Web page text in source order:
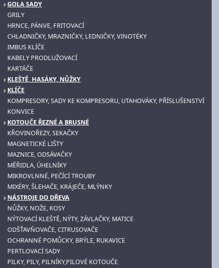
GOLA SADY
GRILY
HRNCE, PÁNVE, FRITOVACÍ
CHLADNIČKY, MRAZNIČKY, LEDNIČKY, VINOTÉKY
IMBUS KLÍČE
KABELY PRODLUŽOVACÍ
KARTÁČE
KLEŠTĚ, HASÁKY, NŮŽKY
KLÍČE
KOMPRESORY, SADY KE KOMPRESORU, UTAHOVÁKY, PŘÍSLUŠENSTVÍ
KONVICE
KOTOUČE ŘEZNÉ A BRUSNÉ
KŘOVINOŘEZY, SEKAČKY
MAGNETICKÉ LIŠTY
MAZNICE, ODSÁVAČKY
MĚŘIDLA, ÚHELNÍKY
MIKROVLNNÉ, PEČÍCÍ TROUBY
MIXÉRY, ŠLEHAČE, KRÁJEČE, MLÝNKY
NÁSTROJE DO DŘEVA
NŮŽKY, NOŽE, KOSY
NÝTOVACÍ KLEŠTĚ, NÝTY, ZÁVLAČKY, MATICE
ODŠŤAVŇOVAČE, CITRUSOVAČE
OCHRANNÉ POMŮCKY, BRÝLE, RUKAVICE
PERTLOVACÍ SADY
PILKY, PILY, PILNÍKY,PILOVÉ KOTOUČE